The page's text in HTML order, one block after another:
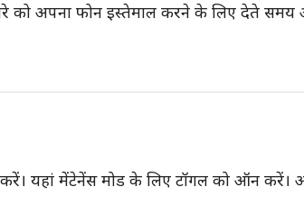
अपना फोन इस्तेमाल करने के लिए देते समय
यहां मेंटेनेंस मोड के लिए टॉगल को ऑन करें।